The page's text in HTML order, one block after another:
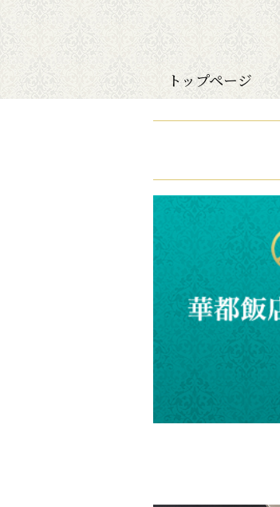
トップページ